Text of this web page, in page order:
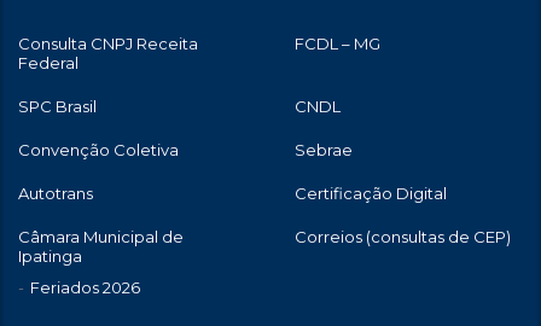
Consulta CNPJ Receita
Federal
FCDL – MG
SPC Brasil CNDL
Convenção Coletiva Sebrae
Autotrans Certificação Digital
Câmara Municipal de
Ipatinga
Feriados 2026
Correios (consultas de CEP)